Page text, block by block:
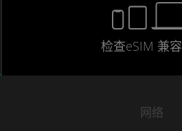
检查eSIM 兼容
网络